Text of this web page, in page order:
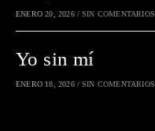
ENERO 20, 2026 / SIN COMENTARIOS
Yo sin mí
ENERO 18, 2026 / SIN COMENTARIOS